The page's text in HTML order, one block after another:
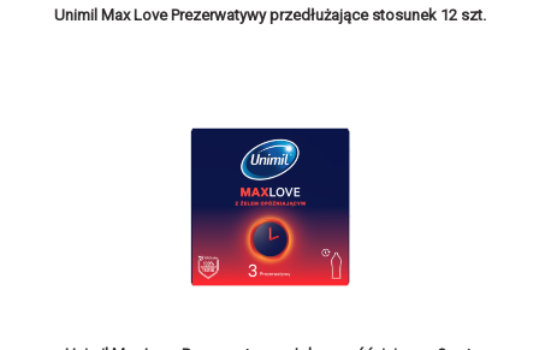
Unimil Max Love Prezerwatywy przedłużające stosunek 12 szt.